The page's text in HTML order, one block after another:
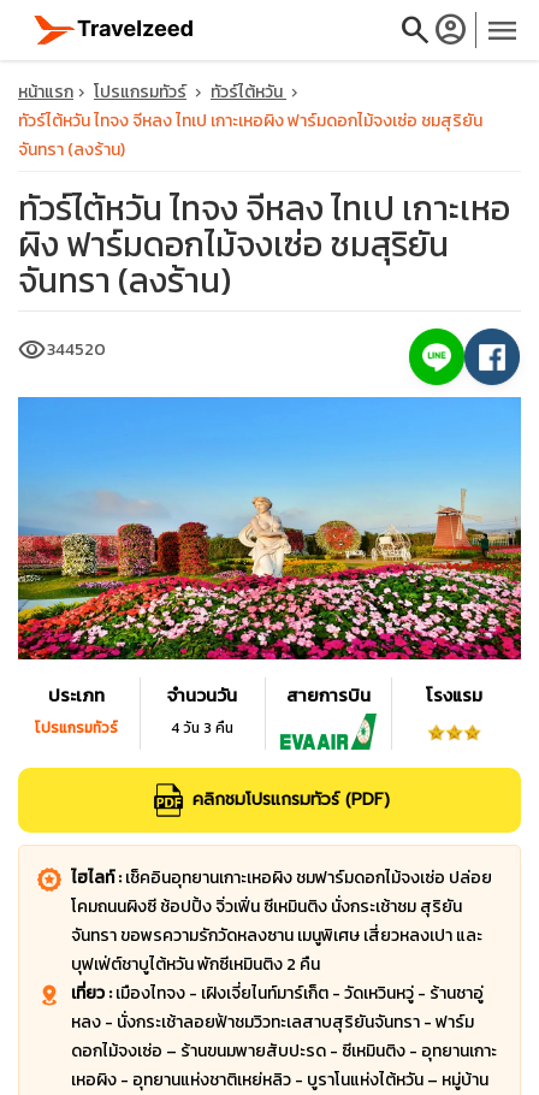
searchaccount_circle menu
close
travel_explore
calendar_month
หน้าแรก โปรแกรมทัวร์
ทัวร์ไต้หวัน
ทัวร์ไต้หวัน ไทจง จีหลง ไทเป เกาะเหอผิง ฟาร์มดอกไม้จงเซ่อ ชมสุริยัน
จันทรา (ลงร้าน)
ทัวร์ไต้หวัน ไทจง จีหลง ไทเป เกาะเหอ
ผิง ฟาร์มดอกไม้จงเซ่อ ชมสุริยัน
จันทรา (ลงร้าน)
visibility344520
ประเภท
โปรแกรมทัวร์
จำนวนวัน
4 วัน 3 คืน
สายการบิน โรงแรม
คลิกชมโปรแกรมทัวร์ (PDF)
ไฮไลท์ :เช็คอินอุทยานเกาะเหอผิง ชมฟาร์มดอกไม้จงเซ่อ ปล่อย
โคมถนนผิงซี ช้อปปิ้ง จิ่วเฟิ่น ซีเหมินติง นั่งกระเช้าชม สุริยัน
จันทรา ขอพรความรักวัดหลงซาน เมนูพิเศษ เสี่ยวหลงเปา และ
บุฟเฟ่ต์ชาบูไต้หวัน พักซีเหมินติง 2 คืน
เที่ยว :เมืองไทจง - เฝิงเจี่ยไนท์มาร์เก็ต - วัดเหวินหวู่ - ร้านชาอู่
หลง - นั่งกระเช้าลอยฟ้าชมวิวทะเลสาบสุริยันจันทรา - ฟาร์ม
ดอกไม้จงเซ่อ – ร้านขนมพายสับปะรด - ซีเหมินติง - อุทยานเกาะ
เหอผิง - อุทยานแห่งชาติเหย่หลิว - บูราโนแห่งไต้หวัน – หมู่บ้าน